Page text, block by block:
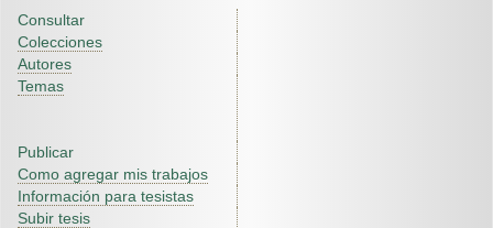
Consultar
Colecciones
Autores
Temas
Publicar
Como agregar mis trabajos
Información para tesistas
Subir tesis